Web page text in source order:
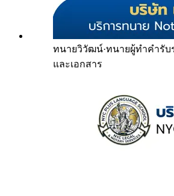
ทนายวิวัฒน์·ทนายผู้ทำคำรับ
และเอกสาร